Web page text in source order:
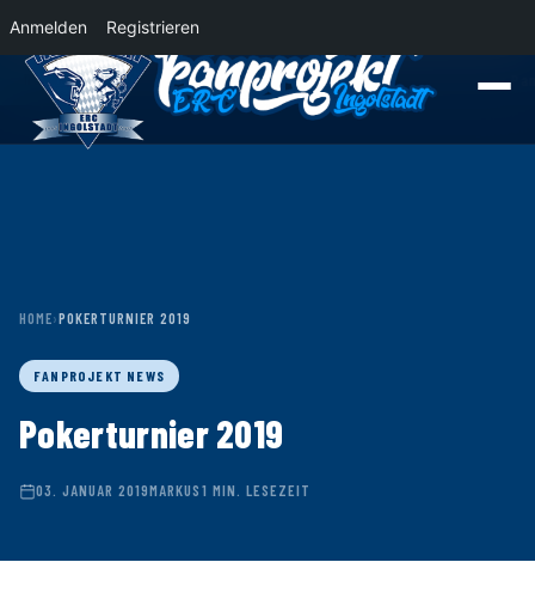
Anmelden Registrieren
NewsDer Panther Express 2026/2027 rollt nach Krefeld! Wohin rollt der
HOME›POKERTURNIER 2019
FANPROJEKT NEWS
Pokerturnier 2019
03. JANUAR 2019MARKUS1 MIN. LESEZEIT